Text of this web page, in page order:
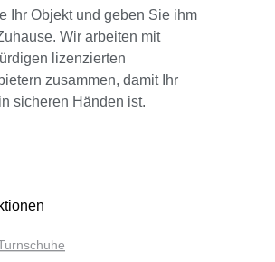
Ihr Objekt und geben Sie ihm
Wir arbeiten mit
lizenzierten
zusammen, damit Ihr
sicheren Händen ist.